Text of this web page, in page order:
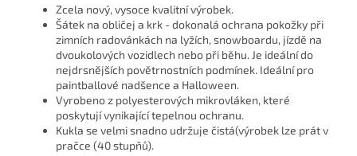
Zcela nový, vysoce kvalitní výrobek.
Šátek na obličej a krk - dokonalá ochrana pokožky při
zimních radovánkách na lyžích, snowboardu, jízdě na
dvoukolových vozidlech nebo při běhu. Je ideální do
nejdrsnějších povětrnostních podmínek. Ideální pro
paintballové nadšence a Halloween.
Vyrobeno z polyesterových mikrovláken, které
poskytují vynikající tepelnou ochranu.
Kukla se velmi snadno udržuje čistá(výrobek lze prát v
pračce (40 stupňů).